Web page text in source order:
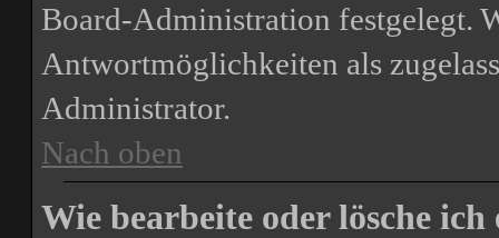
Board-Administration festgelegt.
Antwortmöglichkeiten als
Administrator.
Nach oben
Wie bearbeite oder lösche ich